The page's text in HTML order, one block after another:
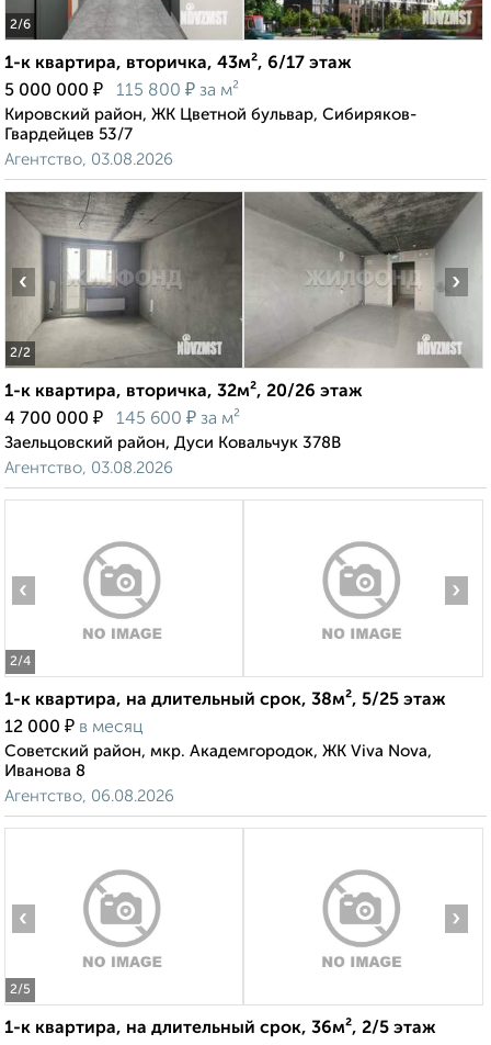
2/6
1-к квартира, вторичка, 43м², 6/17 этаж
5 000 000 ₽ 115 800 ₽ за м²
Кировский район, ЖК Цветной бульвар, Сибиряков-
Гвардейцев 53/7
Агентство, 03.08.2026
2/2
‹ ›
1-к квартира, вторичка, 32м², 20/26 этаж
4 700 000 ₽ 145 600 ₽ за м²
Заельцовский район, Дуси Ковальчук 378В
Агентство, 03.08.2026
2/4
‹ ›
1-к квартира, на длительный срок, 38м², 5/25 этаж
12 000 ₽ в месяц
Советский район, мкр. Академгородок, ЖК Viva Nova,
Иванова 8
Агентство, 06.08.2026
2/5
‹ ›
1-к квартира, на длительный срок, 36м², 2/5 этаж